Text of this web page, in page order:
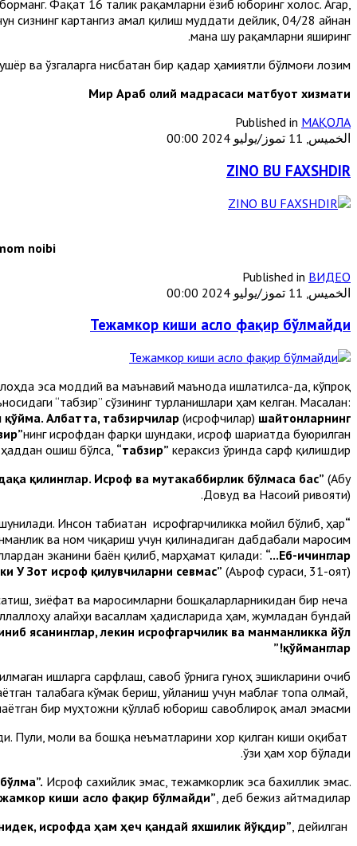
Фақат 16 талик рақамларни ёзиб юборинг холос. Агар,
сизнинг картангиз амал қилиш муддати дейлик, 04/28 айнан
мана шу рақамларни яширинг.
ва ўзгаларга нисбатан бир қадар ҳамиятли бўлмоғи лозим.
Мир Араб олий мадрасаси матбуот хизмати
Published in МАҚОЛА
الخميس, 11 تموز/يوليو 2024 00:00
ZINO BU FAXSHDIR
noibi
Published in ВИДЕО
الخميس, 11 تموز/يوليو 2024 00:00
Тежамкор киши асло фақир бўлмайди
эса моддий ва маънавий маънода ишлатилса-да, кўпроқ
“табзир” сўзининг турланишлари ҳам келган. Масалан:
қўйма. Албатта, табзирчилар (исрофчилар) шайтонларнинг
нинг исрофдан фарқи шундаки, исроф шариатда буюрилган
ошиш бўлса, “табзир” кераксиз ўринда сарф қилишдир.
қилинглар. Исроф ва мутакаббирлик бўлмаса бас” (Абу
Довуд ва Насоий ривояти).
“Исроф”
Инсон табиатан исрофгарчиликка мойил бўлиб, ҳар
ва ном чиқариш учун қилинадиган дабдабали маросим
эканини баён қилиб, марҳамат қилади: “...Еб-ичинглар
У Зот исроф қилувчиларни севмас” (Аъроф сураси, 31-оят).
зиёфат ва маросимларни бошқаларларникидан бир неча
алайҳи васаллам ҳадисларида ҳам, жумладан бундай
ясанинглар, лекин исрофгарчилик ва манманликка йўл
қўйманглар!”
ишларга сарфлаш, савоб ўрнига гуноҳ эшикларини очиб
талабага кўмак бериш, уйланиш учун маблағ топа олмай,
бир муҳтожни қўллаб юбориш савоблироқ амал эмасми?
Пули, моли ва бошқа неъматларини хор қилган киши оқибат
ўзи ҳам хор бўлади.
Исроф сахийлик эмас, тежамкорлик эса бахиллик эмас.
киши асло фақир бўлмайди”, деб бежиз айтмадилар.
исрофда ҳам ҳеч қандай яхшилик йўқдир”, дейилган.